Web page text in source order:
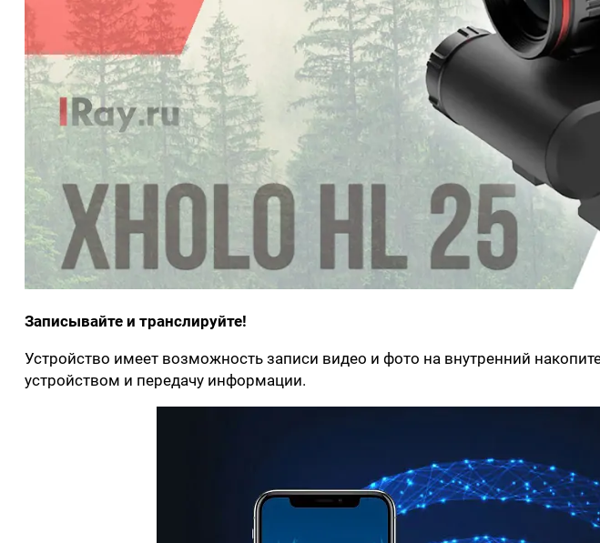
Записывайте и транслируйте!
Устройство имеет возможность записи видео и фото на внутренний
устройством и передачу информации.